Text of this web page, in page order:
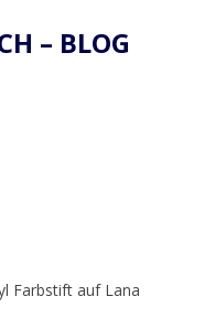
– BLOG
Farbstift auf Lana